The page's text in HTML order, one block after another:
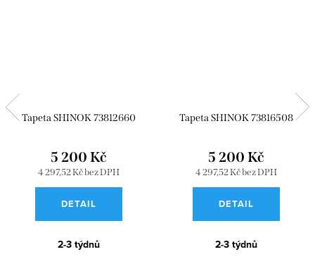
Tapeta SHINOK 73812660
4 297,52 Kč bez DPH
5 200 Kč
DETAIL
2-3 týdnů
Tapeta SHINOK 73816508
4 297,52 Kč bez DPH
5 200 Kč
DETAIL
2-3 týdnů